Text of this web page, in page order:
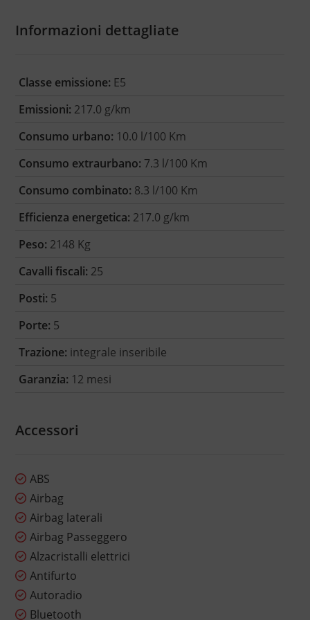
Informazioni dettagliate
Classe emissione: E5
Emissioni: 217.0 g/km
Consumo urbano: 10.0 l/100 Km
Consumo extraurbano: 7.3 l/100 Km
Consumo combinato: 8.3 l/100 Km
Efficienza energetica: 217.0 g/km
Peso: 2148 Kg
Cavalli fiscali: 25
Posti: 5
Porte: 5
Trazione: integrale inseribile
Garanzia: 12 mesi
Accessori
ABS
Airbag
Airbag laterali
Airbag Passeggero
Alzacristalli elettrici
Antifurto
Autoradio
Bluetooth